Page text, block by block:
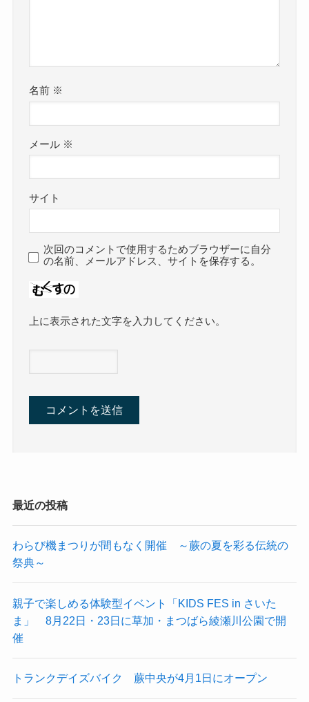
名前 ※
メール ※
サイト
次回のコメントで使用するためブラウザーに自分
の名前、メールアドレス、サイトを保存する。
上に表示された文字を入力してください。
最近の投稿
わらび機まつりが間もなく開催 ～蕨の夏を彩る伝統の
祭典～
親子で楽しめる体験型イベント「KIDS FES in さいた
ま」 8月22日・23日に草加・まつばら綾瀬川公園で開
催
トランクデイズバイク 蕨中央が4月1日にオープン